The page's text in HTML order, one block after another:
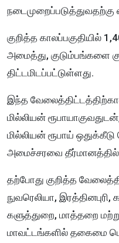
நடைமுறைப்படுத்துவதற்கு
குறித்த காலப்பகுதியில்
அமைத்து, குடும்பங்களை
திட்டமிடப்பட்டுள்ளது.
இந்த
மில்லியன்
மில்லியன் ரூபாய்
அமைச்சரவை தீர்மானத்தில்
தற்போது குறித்த
நுவரெலியா,
களுத்துறை, மாத்தறை
மாவட்டங்களில் தகைமை